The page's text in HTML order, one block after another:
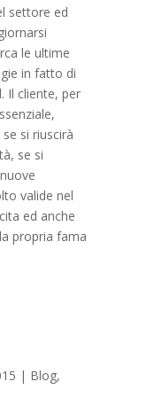
settore ed
le ultime
in fatto di
Il cliente, per
si riuscirà
se si
valide nel
ed anche
propria fama
| Blog,